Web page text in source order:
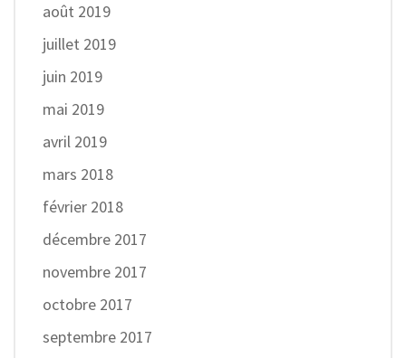
août 2019
juillet 2019
juin 2019
mai 2019
avril 2019
mars 2018
février 2018
décembre 2017
novembre 2017
octobre 2017
septembre 2017